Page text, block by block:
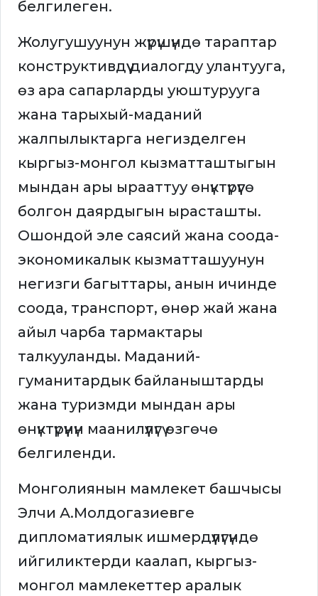
белгилеген.
Жолугушуунун жүрүшүндө тараптар
конструктивдүү диалогду улантууга,
өз ара сапарларды уюштурууга
жана тарыхый-маданий
жалпылыктарга негизделген
кыргыз-монгол кызматташтыгын
мындан ары ырааттуу өнүктүрүүгө
болгон даярдыгын ырасташты.
Ошондой эле саясий жана соода-
экономикалык кызматташуунун
негизги багыттары, анын ичинде
соода, транспорт, өнөр жай жана
айыл чарба тармактары
талкууланды. Маданий-
гуманитардык байланыштарды
жана туризмди мындан ары
өнүктүрүүнүн маанилүүлүгү өзгөчө
белгиленди.
Монголиянын мамлекет башчысы
Элчи А.Молдогазиевге
дипломатиялык ишмердүүлүгүндө
ийгиликтерди каалап, кыргыз-
монгол мамлекеттер аралык